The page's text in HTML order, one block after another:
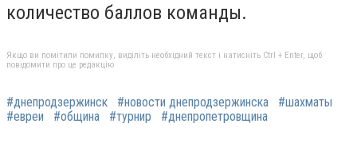
количество баллов команды.
Якщо ви помітили помилку, виділіть необхідний текст і натисніть Ctrl + Enter, щоб
повідомити про це редакцію
#днепродзержинск #новости днепродзержинска
#шахматы
#евреи
#община #турнир #днепропетровщина